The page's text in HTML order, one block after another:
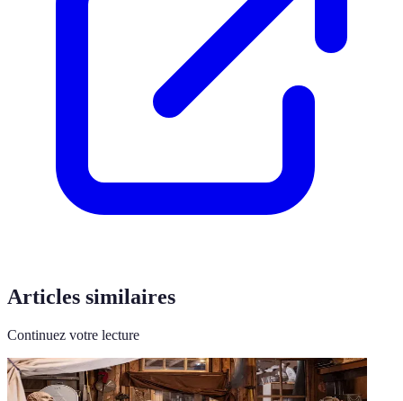
Articles similaires
Continuez votre lecture